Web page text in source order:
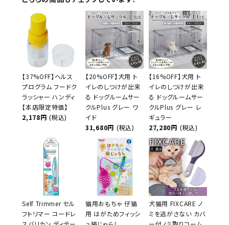
【37%OFF】ヘルス
プログラム フードク
ラッシャー ハンディ
【本店限定特価】
2,178円 (税込)
【20%OFF】犬用 ト
イレのしつけが出来
る ドッグルームサー
クルPlus グレー ワ
イド
31,680円 (税込)
【16%OFF】犬用 ト
イレのしつけが出来
る ドッグルームサー
クルPlus グレー レ
ギュラー
27,280円 (税込)
Self Trimmer セル
フトリマー コードレ
猫用おもちゃ 仔猫
用 はがためフィッシ
犬猫用 FIXCARE ノ
ミを逃がさない カバ